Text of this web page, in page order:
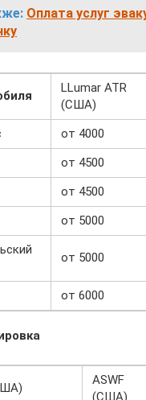
Оплата услуг
LLumar ATR
(США)
от 4000
от 4500
от 4500
от 5000
от 5000
от 6000
ASWF
(США)